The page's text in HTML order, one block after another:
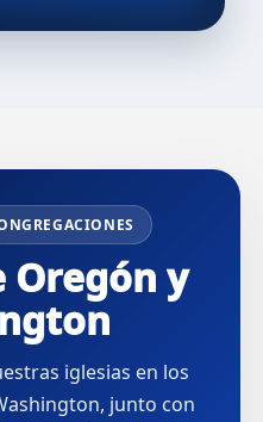
Oregón y
iglesias en los
junto con